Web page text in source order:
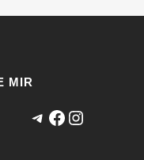
MIR
Telegram
Facebook
Instagram